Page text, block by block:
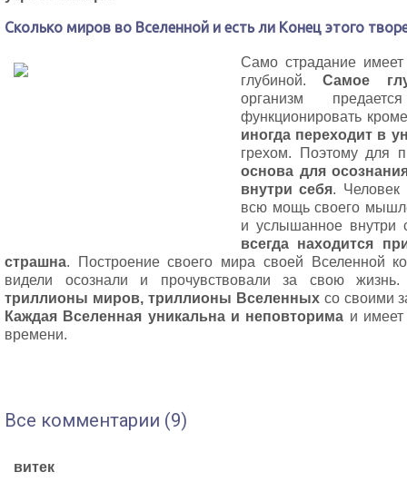
Сколько миров во Вселенной и есть ли Конец этого
Само страдание
глубиной.Самое
организм
функционировать
иногда переходит в
грехом. Поэтому для
основа для
внутри себя. Человек
всю мощь своего
и услышанное внутри
всегда находится
страшна. Построение своего мира своей Вселенной
видели осознали и прочувствовали за свою
триллионы миров, триллионы Вселенныхсо своими
Каждая Вселенная уникальна и неповторима и
времени.
Все комментарии (9)
витек